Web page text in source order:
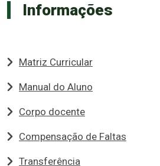
Informações
Matriz Curricular
Manual do Aluno
Corpo docente
Compensação de Faltas
Transferência